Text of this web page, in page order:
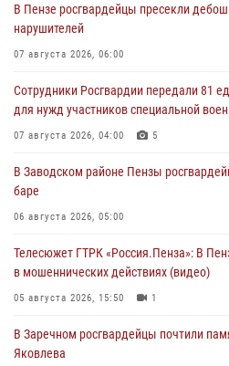
В Пензе росгвардейцы пресекли
нарушителей
07 августа 2026, 06:00
Сотрудники Росгвардии передали 81
для нужд участников специальной
07 августа 2026, 04:00 5
В Заводском районе Пензы
баре
06 августа 2026, 05:00
Телесюжет ГТРК «Россия.Пенза»: В
в мошеннических действиях (видео)
05 августа 2026, 15:50 1
В Заречном росгвардейцы почтили
Яковлева